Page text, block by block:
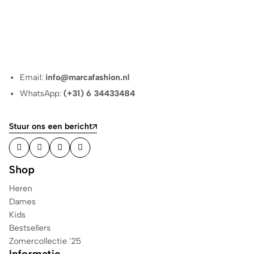
Email: info@marcafashion.nl
WhatsApp:(+31) 6 34433484
Stuur ons een bericht
Shop
Heren
Dames
Kids
Bestsellers
Zomercollectie '25